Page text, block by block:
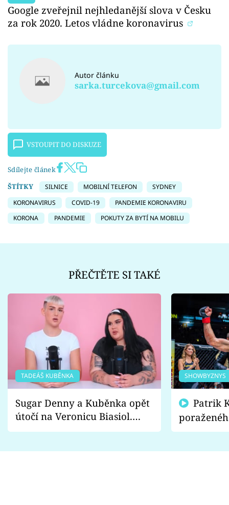
Google zveřejnil nejhledanější slova v Česku
za rok 2020. Letos vládne koronavirus
Autor článku
sarka.turcekova@gmail.com
VSTOUPIT DO DISKUZE
Sdílejte článek
ŠTÍTKY
SILNICE MOBILNÍ TELEFON
SYDNEY
KORONAVIRUS
COVID-19
PANDEMIE KORONAVIRU
KORONA
PANDEMIE POKUTY ZA BYTÍ NA MOBILU
PŘEČTĚTE SI TAKÉ
TADEÁŠ KUBĚNKA
Sugar Denny a Kuběnka opět
útočí na Veronicu Biasiol.
Proč je podle nich falešná a
SHOWBYZNYS
fanoušci